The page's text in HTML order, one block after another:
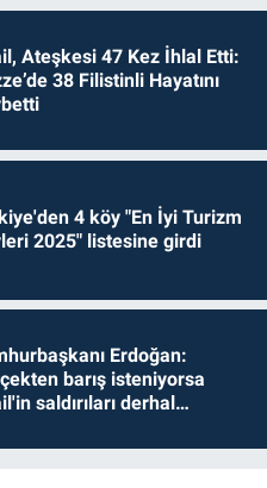
Ateşkesi 47 Kez İhlal Etti:
38 Filistinli Hayatını
4 köy "En İyi Turizm
2025" listesine girdi
Erdoğan:
barış isteniyorsa
saldırıları derhal